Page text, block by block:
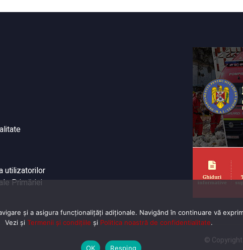
utilizatorilor
Primăriei
©
și a asigura funcționalițăți adiționale. Navigând în continuare vă
Vezi și Termenii și condițiile și Politica noastră de confidentialitate.
OK Resping